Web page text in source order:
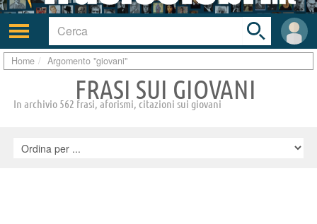
Attiva/disattiva
navigazione
User
area
bar
Home Argomento "giovani"
FRASI SUI GIOVANI
In archivio 562 frasi, aforismi, citazioni sui giovani